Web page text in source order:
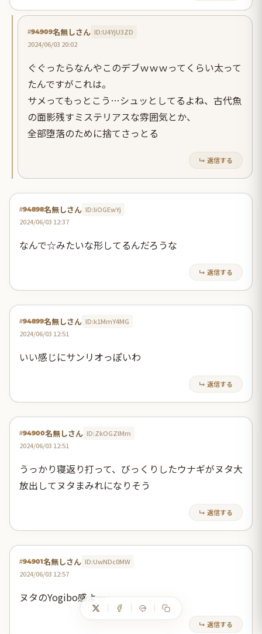
#94909名無しさん ID:U4YjU3ZD
2024/06/03 20:02
ぐぐったらなんやこのデブｗｗｗってくらい太って
たんですがこれは。
サメってもっとこう…シュッとしてるよね、古代魚
の面影残すミステリアスな雰囲気とか、
全部堕落のために捨てさっとる
↳ 返信する
#94898名無しさん ID:liOGEwYj
2024/06/03 12:37
なんで☆みたいな形してるんだろうな
↳ 返信する
#94899名無しさん ID:k1MmY4MG
2024/06/03 12:51
いい感じにサンリオっぽいわ
↳ 返信する
#94900名無しさん ID:ZkOGZlMm
2024/06/03 12:51
うっかり寝返り打って、びっくりしたウナギがヌタ大
放出してヌタまみれになりそう
↳ 返信する
#94901名無しさん ID:UwNDc0MW
2024/06/03 12:57
ヌタのYogibo感よ…
↳ 返信する